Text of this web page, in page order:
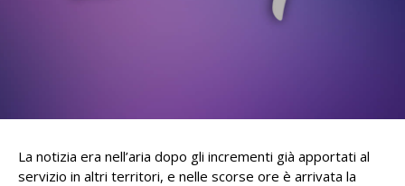
La notizia era nell’aria dopo gli incrementi già apportati al
servizio in altri territori, e nelle scorse ore è arrivata la